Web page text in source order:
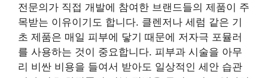
전문의가 직접 개발에 참여한 브랜드들의 제품이 주
목받는 이유이기도 합니다. 클렌저나 세럼 같은 기
초 제품은 매일 피부에 닿기 때문에 저자극 포뮬러
를 사용하는 것이 중요합니다. 피부과 시술을 아무
리 비싼 비용을 들여서 받아도 일상적인 세안 습관